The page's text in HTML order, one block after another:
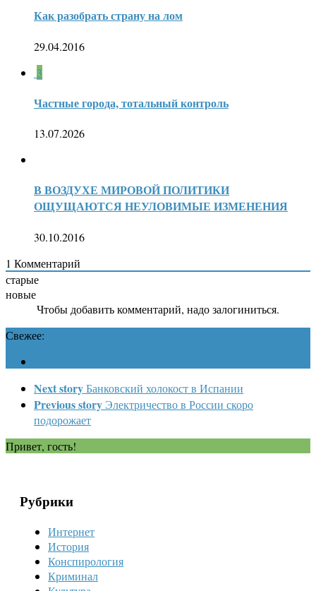
Как разобрать страну на лом
29.04.2016
3
Частные города, тотальный контроль
13.07.2026
В ВОЗДУХЕ МИРОВОЙ ПОЛИТИКИ
ОЩУЩАЮТСЯ НЕУЛОВИМЫЕ ИЗМЕНЕНИЯ
30.10.2016
1 Комментарий
старые
новые
Чтобы добавить комментарий, надо залогиниться.
Свежее:
Next storyБанковский холокост в Испании
Previous story Электричество в России скоро
подорожает
Привет, гость!
Рубрики
Интернет
История
Конспирология
Криминал